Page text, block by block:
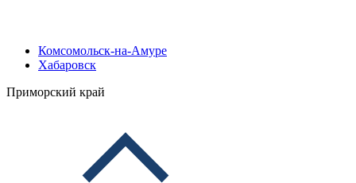
Комсомольск-на-Амуре
Хабаровск
Приморский край